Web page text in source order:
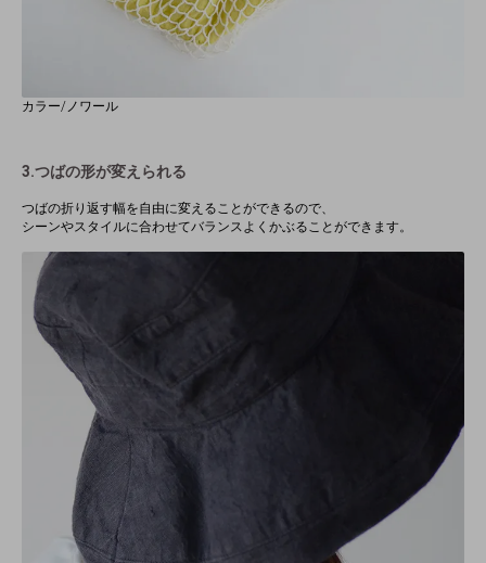
カラー/ノワール
3.つばの形が変えられる
つばの折り返す幅を自由に変えることができるので、
シーンやスタイルに合わせてバランスよくかぶることができます。